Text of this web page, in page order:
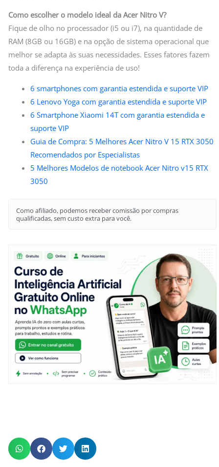
Como escolher o modelo ideal da Acer Nitro V?
Fique de olho no processador (i5 ou i7), na quantidade de
RAM (8GB ou 16GB) e na opção de sistema operacional que
melhor se adapta às suas necessidades. Esses fatores fazem
toda a diferença na experiência de uso!
6 smartphones com garantia estendida e suporte VIP
6 Lenovo Yoga com garantia estendida e suporte VIP
6 Smartphone Xiaomi 14T com garantia estendida e
suporte VIP
Guia de Compra: 5 Melhores Acer Nitro V 15 RTX 3050
Recomendados por Especialistas
5 Melhores Modelos de notebook Acer Nitro v15 RTX
3050
Como afiliado, podemos receber comissão por compras
qualificadas, sem custo extra para você.